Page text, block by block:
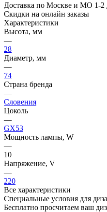
Доставка по Москве и МО 1-2
Скидки на онлайн заказы
Характеристики
Высота, мм
—
28
Диаметр, мм
—
74
Страна бренда
—
Словения
Цоколь
—
GX53
Мощность лампы, W
—
10
Напряжение, V
—
220
Все характеристики
Специальные условия для
Бесплатно просчитаем ваш